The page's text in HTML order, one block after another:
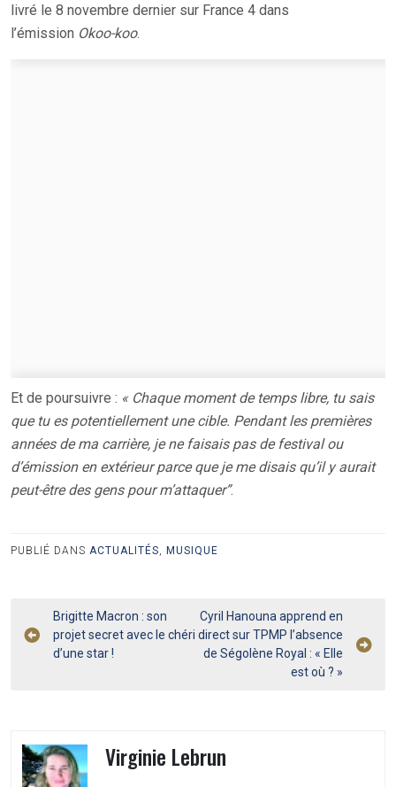
livré le 8 novembre dernier sur France 4 dans
l’émission Okoo-koo.
Et de poursuivre : « Chaque moment de temps libre, tu sais
que tu es potentiellement une cible. Pendant les premières
années de ma carrière, je ne faisais pas de festival ou
d’émission en extérieur parce que je me disais qu’il y aurait
peut-être des gens pour m’attaquer”.
PUBLIÉ DANS ACTUALITÉS MUSIQUE
Navigation
de
Brigitte Macron : son
projet secret avec le chéri
d’une star !
Cyril Hanouna apprend en
direct sur TPMP l’absence
de Ségolène Royal : « Elle
est où ? »
Virginie Lebrun